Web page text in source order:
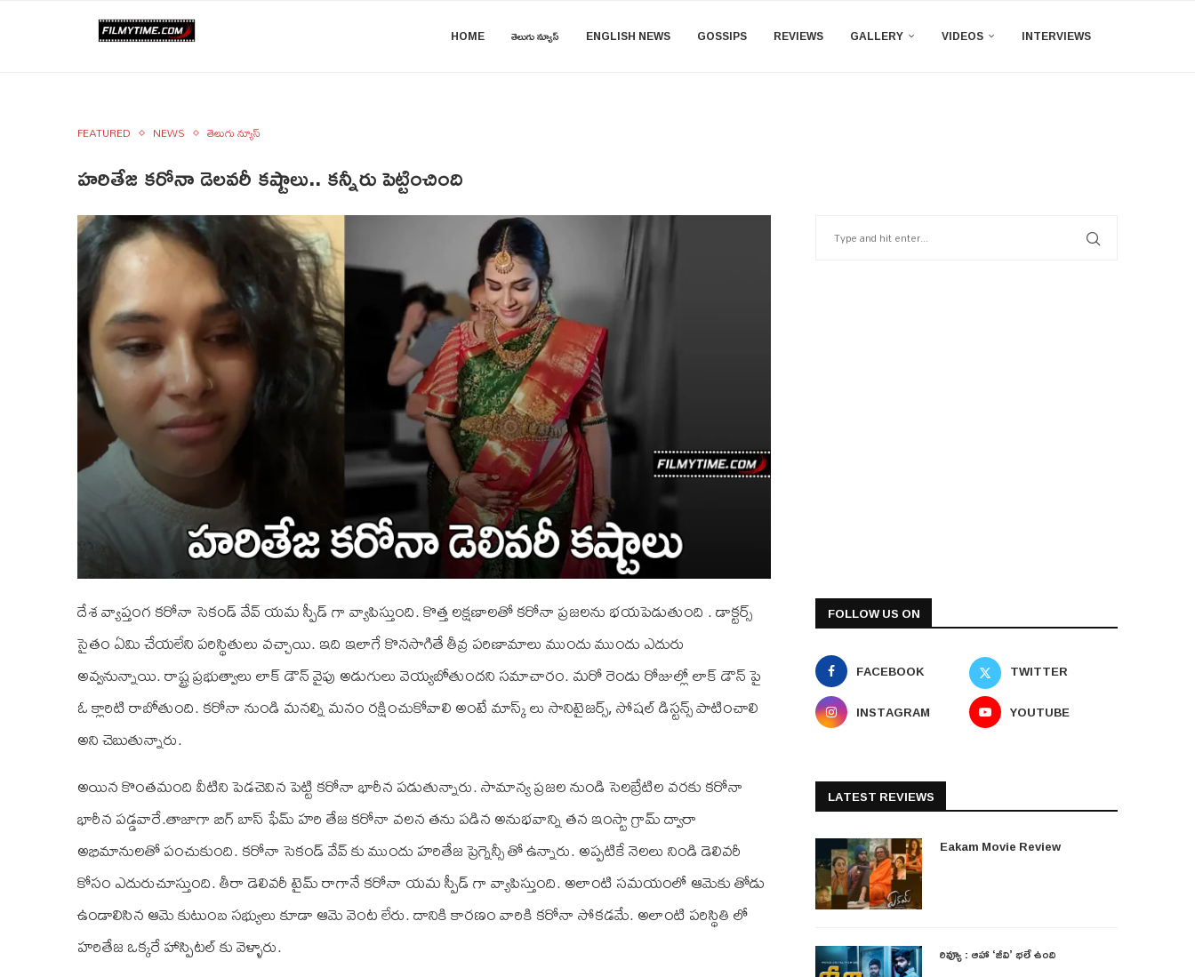
HOME తెలుగు న్యూస్ ENGLISH NEWS GOSSIPS REVIEWS GALLERY VIDEOS INTERVIEWS
FEATURED NEWS తెలుగు న్యూస్
హరితేజ కరోనా డెలవరీ కష్టాలు.. కన్నీరు పెట్టించింది
దేశ వ్యాప్తంగ కరోనా సెకండ్ వేవ్ యమ స్పీడ్ గా వ్యాపిస్తుంది. కొత్త లక్షణాలతో కరోనా ప్రజలను భయపెడుతుంది . డాక్టర్స్
సైతం ఏమి చేయలేని పరిస్థితులు వచ్చాయి. ఇది ఇలాగే కొనసాగితే తీవ్ర పరిణామాలు ముందు ముందు ఎదురు
అవ్వనున్నాయి. రాష్ట్ర ప్రభుత్వాలు లాక్ డౌన్ వైపు అడుగులు వెయ్యబోతుందని సమాచారం. మరో రెండు రోజుల్లో లాక్ డౌన్ పై
ఓ క్లారిటి రాబోతుంది. కరోనా నుండి మనల్ని మనం రక్షించుకోవాలి అంటే మాస్క్ లు సానిటైజర్స్, సోషల్ డిస్టన్స్ పాటించాలి
అని చెబుతున్నారు.
అయిన కొంతమంది వీటిని పెడచెవిన పెట్టి కరోనా భారీన పడుతున్నారు. సామాన్య ప్రజల నుండి సెలబ్రేటిల వరకు కరోనా
భారీన పడ్డవారే.తాజాగా బిగ్ బాస్ ఫేమ్ హరి తేజ కరోనా వలన తను పడిన అనుభవాన్ని తన ఇంస్టా గ్రామ్ ద్వారా
అభిమానులతో పంచుకుంది. కరోనా సెకండ్ వేవ్ కు ముందు హరితేజ ప్రెగ్నెన్సీ తో ఉన్నారు. అప్పటికే నెలలు నిండి డెలివరీ
కోసం ఎదురుచూస్తుంది. తీరా డెలివరీ టైమ్ రాగానే కరోనా యమ స్పీడ్ గా వ్యాపిస్తుంది. అలాంటి సమయంలో ఆమెకు తోడు
ఉండాలిసిన ఆమె కుటుంబ సభ్యులు కూడా ఆమె వెంట లేరు. దానికి కారణం వారికి కరోనా సోకడమే. అలాంటి పరిస్థితి లో
హరితేజ ఒక్కరే హాస్పిటల్ కు వెళ్ళారు.
FOLLOW US ON
FACEBOOK
TWITTER
INSTAGRAM
YOUTUBE
LATEST REVIEWS
Eakam Movie Review
రివ్యూ : ఆహా ‘జీవి’ భలే ఉంది